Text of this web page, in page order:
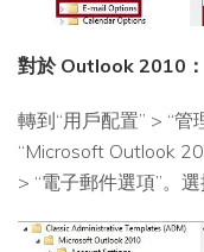
對於 Outlook 2010：
轉到“用戶配置” > “
“Microsoft Outlook
> “電子郵件選項”。選